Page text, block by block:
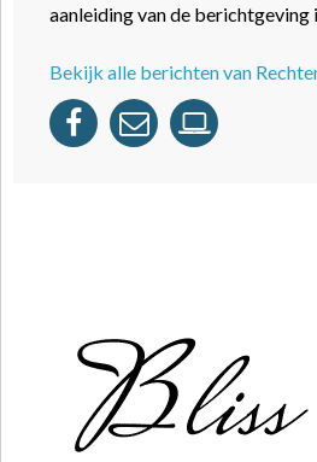
aanleiding van de berichtgeving
Bekijk alle berichten van